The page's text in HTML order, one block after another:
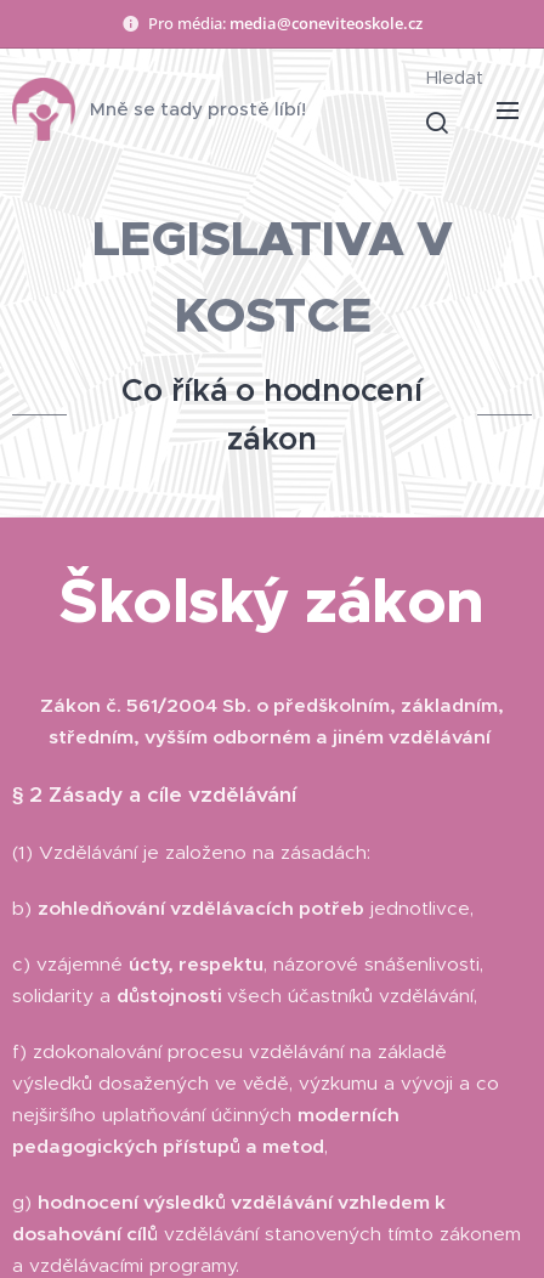
Pro média: media@coneviteoskole.cz
Mně se tady prostě líbí!
Hledat
LEGISLATIVA V
KOSTCE
Co říká o hodnocení
zákon
Školský zákon
Zákon č. 561/2004 Sb. o předškolním, základním,
středním, vyšším odborném a jiném vzdělávání
§ 2 Zásady a cíle vzdělávání
(1) Vzdělávání je založeno na zásadách:
b) zohledňování vzdělávacích potřeb jednotlivce,
c) vzájemné úcty, respektu, názorové snášenlivosti,
solidarity a důstojnosti všech účastníků vzdělávání,
f) zdokonalování procesu vzdělávání na základě
výsledků dosažených ve vědě, výzkumu a vývoji a co
nejširšího uplatňování účinných moderních
pedagogických přístupů a metod,
g) hodnocení výsledků vzdělávání vzhledem k
dosahování cílů vzdělávání stanovených tímto zákonem
a vzdělávacími programy.